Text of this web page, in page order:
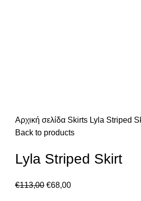
Αρχική σελίδα Skirts Lyla Striped
Back to products
Lyla Striped Skirt
€113,00 €68,00